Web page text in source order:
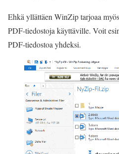
Ehkä yllättäen WinZip tarjoaa
PDF-tiedostoja käyttäville. Voit
PDF-tiedostoa yhdeksi.